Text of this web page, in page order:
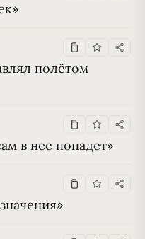
полётом
в нее попадет»